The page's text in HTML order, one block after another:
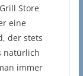
Store
eine
der stets
natürlich
immer